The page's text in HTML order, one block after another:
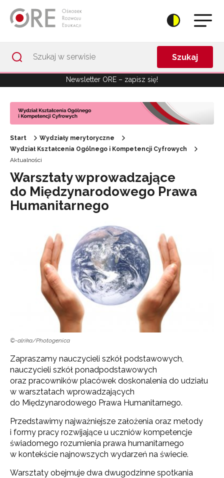
Szukaj
Newsletter ORE – zapisz się!
Start
Wydziały merytoryczne
Wydział Kształcenia Ogólnego i Kompetencji Cyfrowych
Aktualności
Warsztaty wprowadzające
do Międzynarodowego Prawa
Humanitarnego
©-alrika/Photogenica
Zapraszamy nauczycieli szkół podstawowych,
nauczycieli szkół ponadpodstawowych
oraz pracowników placówek doskonalenia do udziału
w warsztatach wprowadzających
do Międzynarodowego Prawa Humanitarnego.
Przedstawimy najważniejsze założenia oraz metody
i formy pracy rozwijające u uczniów kompetencje
świadomego rozumienia prawa humanitarnego
w kontekście najnowszych wydarzeń na świecie.
Warsztaty obejmuje dwa dwugodzinne spotkania